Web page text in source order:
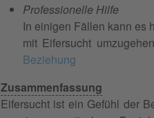
Professionelle Hilfe
In einigen Fällen kann es
mit Eifersucht
Beziehung
Zusammenfassung
Eifersucht ist ein Gefühl der